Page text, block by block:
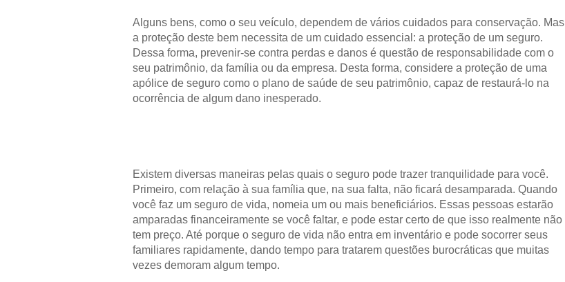
Alguns bens, como o seu veículo, dependem de vários cuidados para conservação. Mas
a proteção deste bem necessita de um cuidado essencial: a proteção de um seguro.
Dessa forma, prevenir-se contra perdas e danos é questão de responsabilidade com o
seu patrimônio, da família ou da empresa. Desta forma, considere a proteção de uma
apólice de seguro como o plano de saúde de seu patrimônio, capaz de restaurá-lo na
ocorrência de algum dano inesperado.
Existem diversas maneiras pelas quais o seguro pode trazer tranquilidade para você.
Primeiro, com relação à sua família que, na sua falta, não ficará desamparada. Quando
você faz um seguro de vida, nomeia um ou mais beneficiários. Essas pessoas estarão
amparadas financeiramente se você faltar, e pode estar certo de que isso realmente não
tem preço. Até porque o seguro de vida não entra em inventário e pode socorrer seus
familiares rapidamente, dando tempo para tratarem questões burocráticas que muitas
vezes demoram algum tempo.